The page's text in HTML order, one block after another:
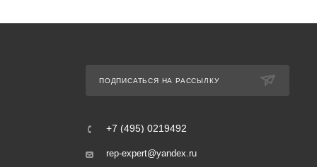
ПОДПИСАТЬСЯ НА РАССЫЛКУ
+7 (495) 0219492
rep-expert@yandex.ru